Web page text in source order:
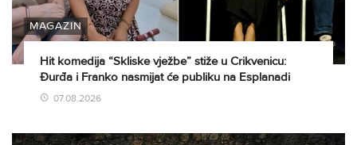
MAGAZIN
Hit komedija “Skliske vježbe” stiže u Crikvenicu:
Đurđa i Franko nasmijat će publiku na Esplanadi
07.08.2026